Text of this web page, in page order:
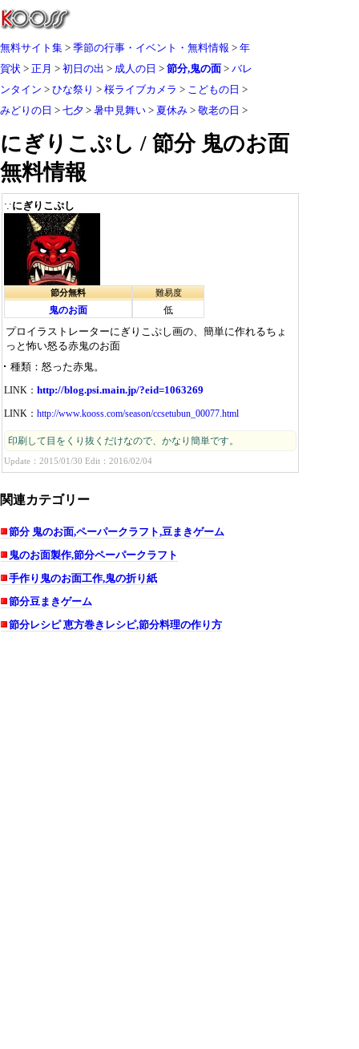
無料サイト集 季節の行事・イベント・無料情報
年
賀状
正月 初日の出 成人の日 節分,鬼の面
バレ
ンタイン
ひな祭り 桜ライブカメラ
こどもの日
みどりの日
七夕 暑中見舞い 夏休み 敬老の日
にぎりこぷし / 節分 鬼のお面
無料情報
∵にぎりこぷし
節分無料
鬼のお面
難易度
低
プロイラストレーターにぎりこぷし画の、簡単に作れるちょ
っと怖い怒る赤鬼のお面
種類 怒った赤鬼。
LINK： http://blog.psi.main.jp/?eid=1063269
LINK： http://www.kooss.com/season/ccsetubun_00077.html
印刷して目をくり抜くだけなので、かなり簡単です。
Update：2015/01/30 Edit：2016/02/04
関連カテゴリー
節分 鬼のお面,ペーパークラフト,豆まきゲーム
鬼のお面製作,節分ペーパークラフト
手作り鬼のお面工作,鬼の折り紙
節分豆まきゲーム
節分レシピ 恵方巻きレシピ,節分料理の作り方